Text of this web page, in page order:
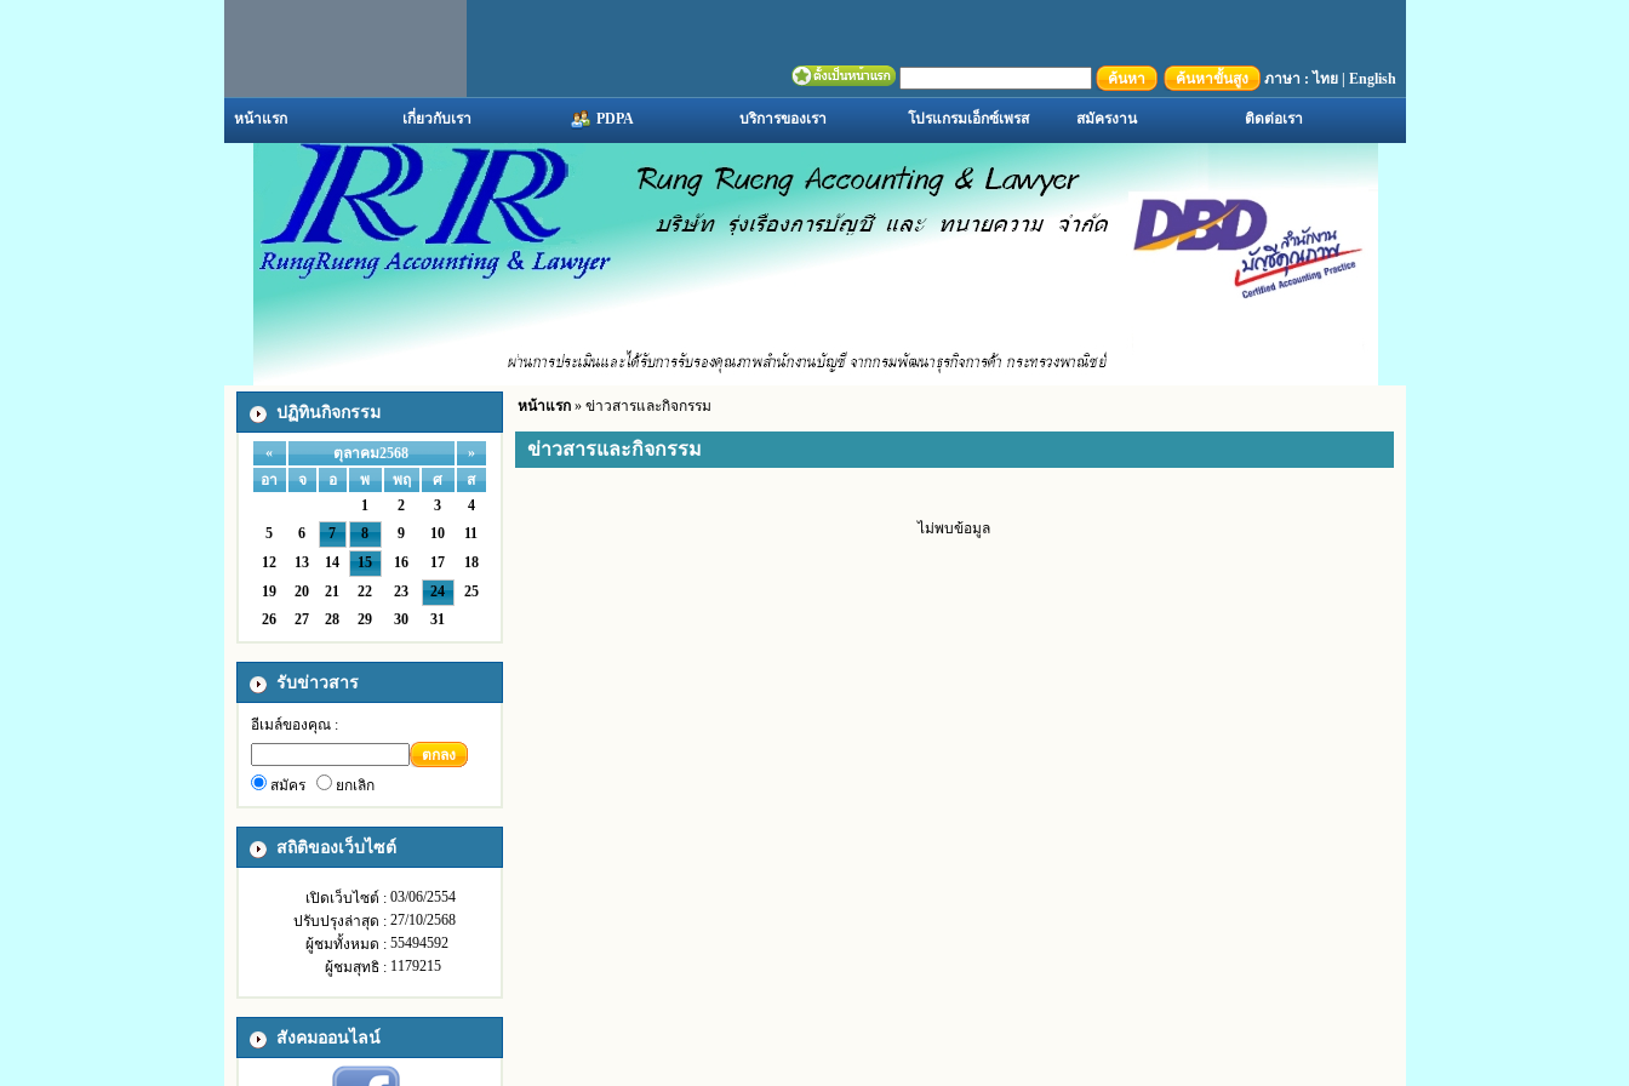
ค้นหา ค้นหาขั้นสูง ภาษา : ไทย| English
หน้าแรก เกี่ยวกับเรา PDPA บริการของเรา โปรแกรมเอ็กซ์เพรส สมัครงาน ติดต่อเรา
ปฏิทินกิจกรรม
« ตุลาคม2568
»
อา
จ อ พ พฤ ศ
ส
1
2 3
4
5
6 7 8 9 10
11
12
13 14 15 16 17
18
19
20 21 22 23 24
25
26
27 28 29 30 31
รับข่าวสาร
อีเมล์ของคุณ :
ตกลง
สมัคร
ยกเลิก
สถิติของเว็บไซต์
เปิดเว็บไซต์ : 03/06/2554
ปรับปรุงล่าสุด : 27/10/2568
ผู้ชมทั้งหมด : 55494592
ผู้ชมสุทธิ : 1179215
สังคมออนไลน์
หน้าแรก» ข่าวสารและกิจกรรม
ข่าวสารและกิจกรรม
ไม่พบข้อมูล